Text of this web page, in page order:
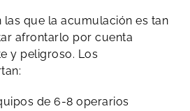
las que la acumulación es tan
afrontarlo por cuenta
y peligroso. Los
de 6-8 operarios